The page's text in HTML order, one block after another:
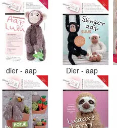
dier - aap Dier - aap